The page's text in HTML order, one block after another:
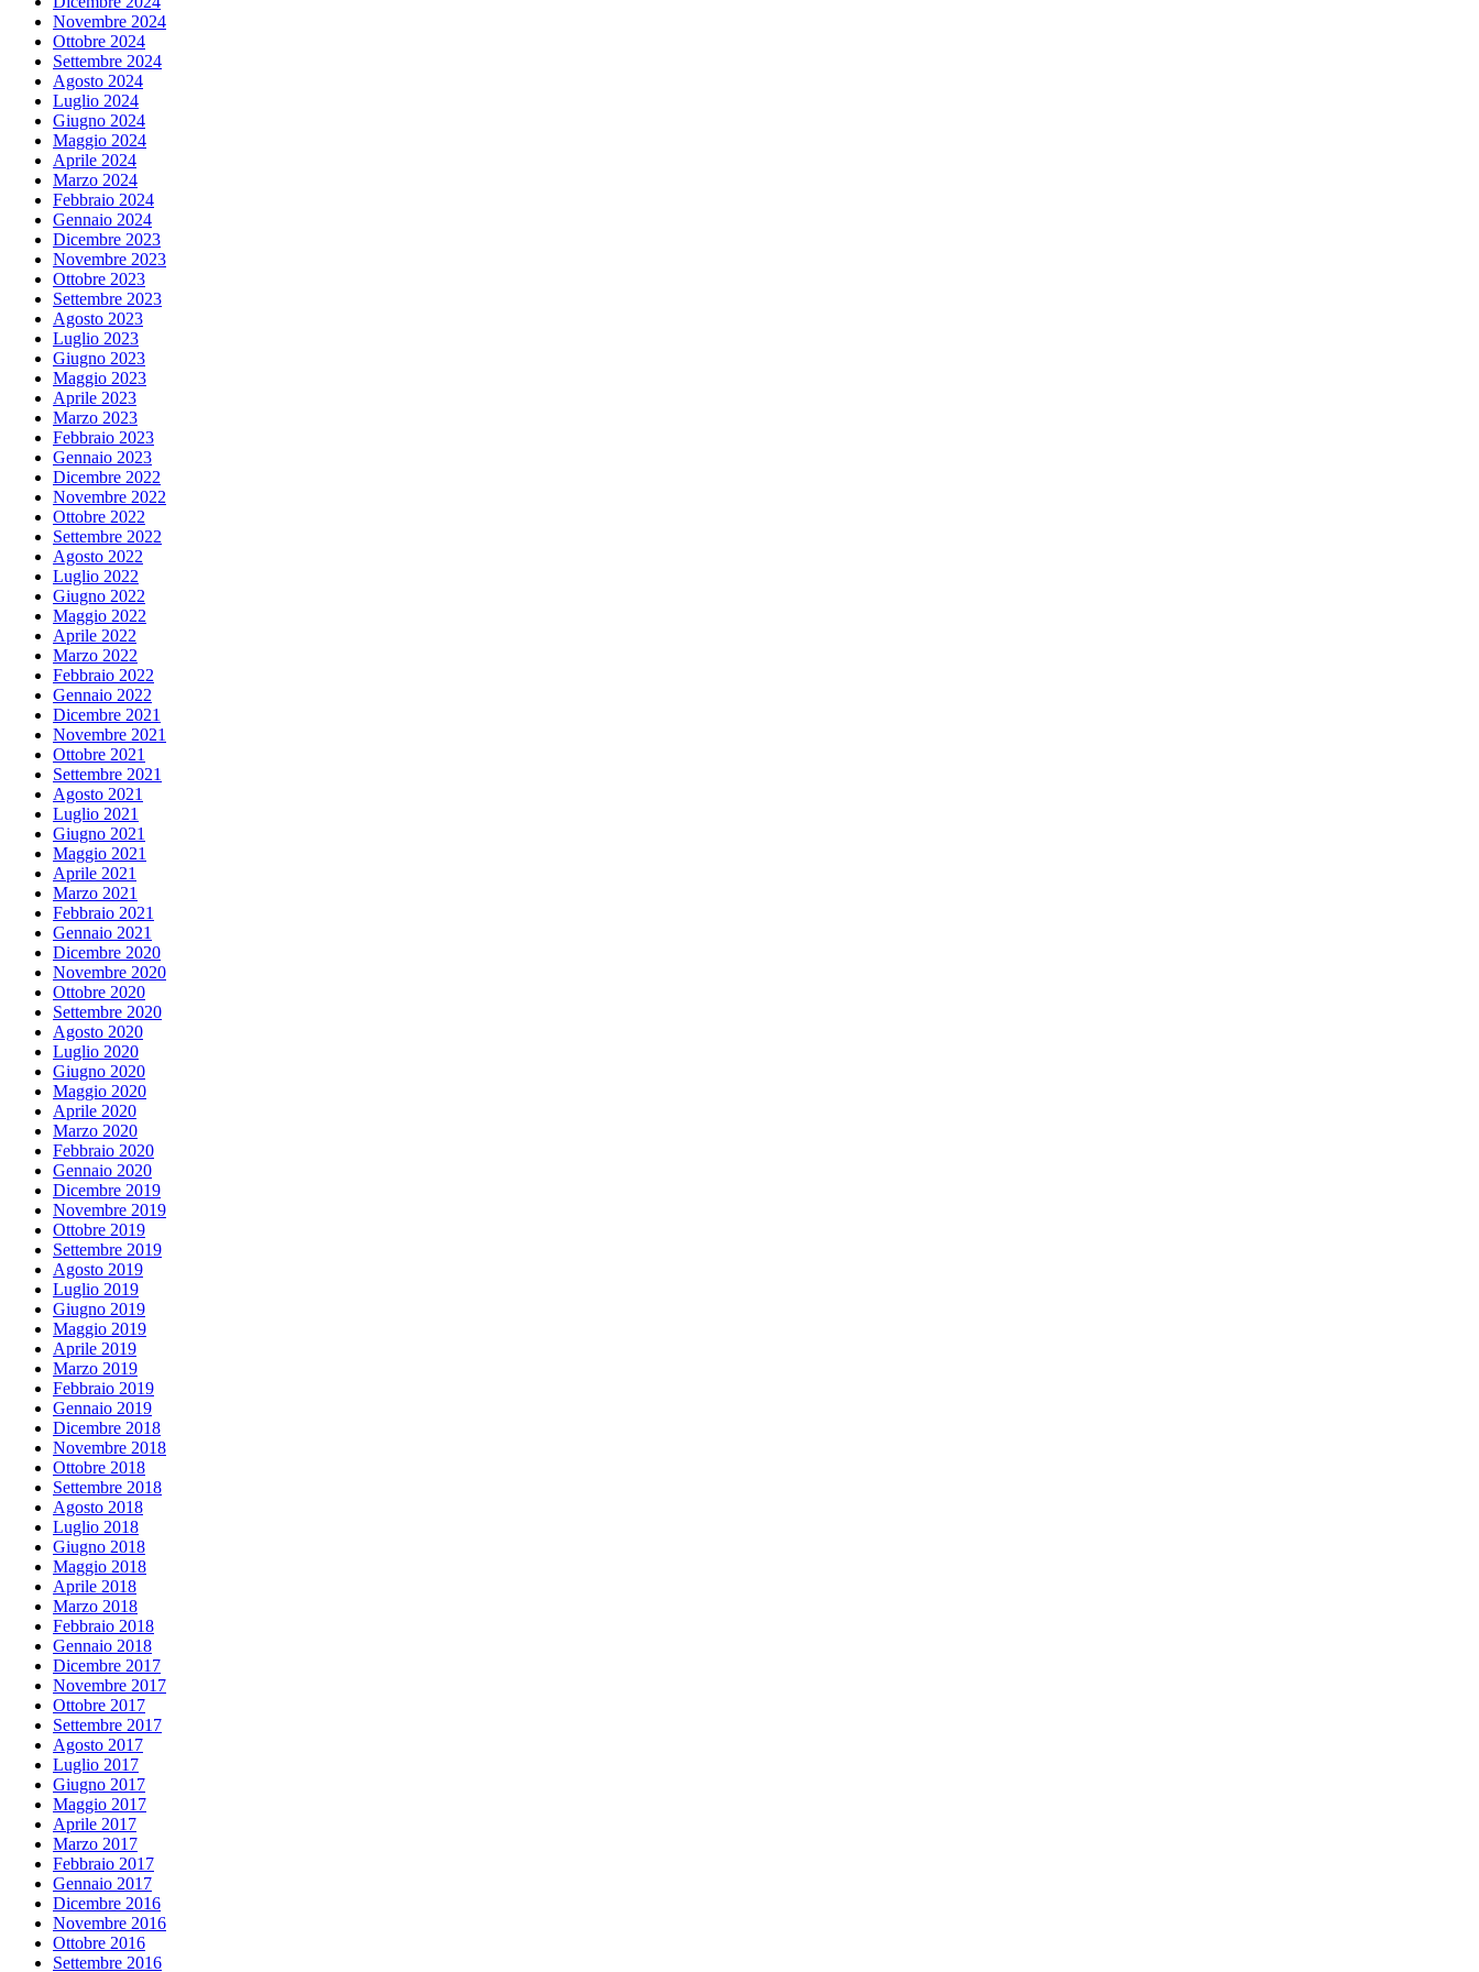
Novembre 2024
Ottobre 2024
Settembre 2024
Agosto 2024
Luglio 2024
Giugno 2024
Maggio 2024
Aprile 2024
Marzo 2024
Febbraio 2024
Gennaio 2024
Dicembre 2023
Novembre 2023
Ottobre 2023
Settembre 2023
Agosto 2023
Luglio 2023
Giugno 2023
Maggio 2023
Aprile 2023
Marzo 2023
Febbraio 2023
Gennaio 2023
Dicembre 2022
Novembre 2022
Ottobre 2022
Settembre 2022
Agosto 2022
Luglio 2022
Giugno 2022
Maggio 2022
Aprile 2022
Marzo 2022
Febbraio 2022
Gennaio 2022
Dicembre 2021
Novembre 2021
Ottobre 2021
Settembre 2021
Agosto 2021
Luglio 2021
Giugno 2021
Maggio 2021
Aprile 2021
Marzo 2021
Febbraio 2021
Gennaio 2021
Dicembre 2020
Novembre 2020
Ottobre 2020
Settembre 2020
Agosto 2020
Luglio 2020
Giugno 2020
Maggio 2020
Aprile 2020
Marzo 2020
Febbraio 2020
Gennaio 2020
Dicembre 2019
Novembre 2019
Ottobre 2019
Settembre 2019
Agosto 2019
Luglio 2019
Giugno 2019
Maggio 2019
Aprile 2019
Marzo 2019
Febbraio 2019
Gennaio 2019
Dicembre 2018
Novembre 2018
Ottobre 2018
Settembre 2018
Agosto 2018
Luglio 2018
Giugno 2018
Maggio 2018
Aprile 2018
Marzo 2018
Febbraio 2018
Gennaio 2018
Dicembre 2017
Novembre 2017
Ottobre 2017
Settembre 2017
Agosto 2017
Luglio 2017
Giugno 2017
Maggio 2017
Aprile 2017
Marzo 2017
Febbraio 2017
Gennaio 2017
Dicembre 2016
Novembre 2016
Ottobre 2016
Settembre 2016